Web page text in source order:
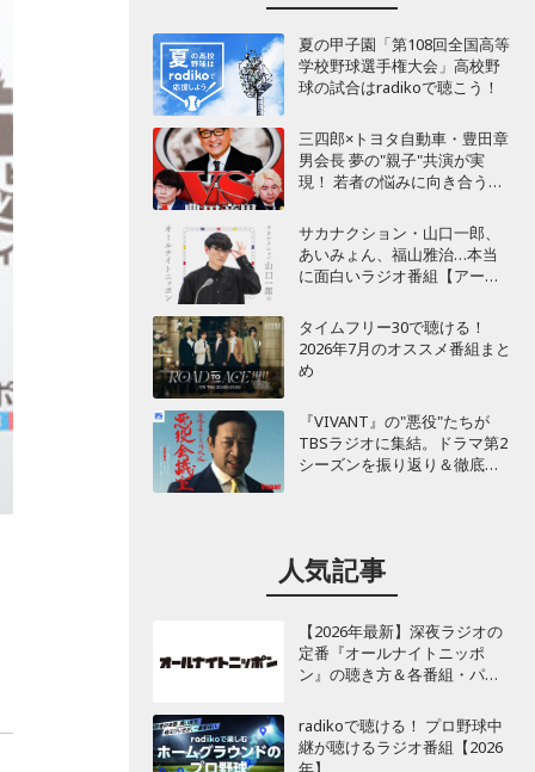
夏の甲子園「第108回全国高等
学校野球選手権大会」高校野
球の試合はradikoで聴こう！
三四郎×トヨタ自動車・豊田章
男会長 夢の"親子"共演が実
現！ 若者の悩みに向き合うポ
サカナクション・山口一郎、
あいみょん、福山雅治…本当
に面白いラジオ番組【アーテ
タイムフリー30で聴ける！
2026年7月のオススメ番組まと
め
『VIVANT』の"悪役"たちが
TBSラジオに集結。ドラマ第2
シーズンを振り返り＆徹底考
人気記事
【2026年最新】深夜ラジオの
定番『オールナイトニッポ
ン』の聴き方＆各番組・パー
radikoで聴ける！ プロ野球中
継が聴けるラジオ番組【2026